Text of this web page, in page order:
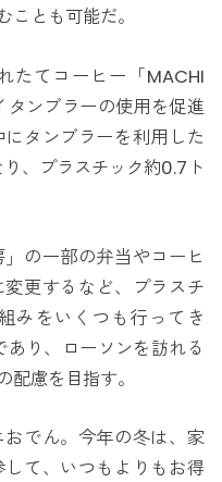
とも可能だ。
たてコーヒー「MACHI
ンブラーの使用を促進
タンブラーを利用した
、プラスチック約0.7ト
の一部の弁当やコーヒ
更するなど、プラスチ
みをいくつも行ってき
り、ローソンを訪れる
慮を目指す。
でん。今年の冬は、家
て、いつもよりもお得